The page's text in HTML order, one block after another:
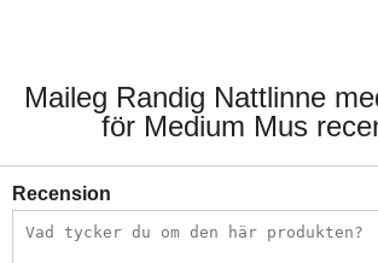
Maileg Randig Nattlinne
för Medium Mus
Recension